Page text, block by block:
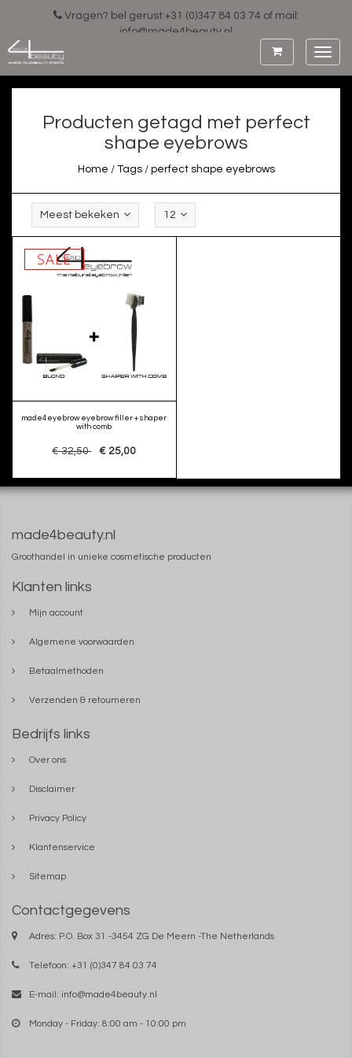
Vragen? bel gerust:+31 (0)347 84 03 74 of mail:
info@made4beauty.nl
Producten getagd met perfect
shape eyebrows
Home / Tags/ perfect shape eyebrows
Meest bekeken 12
SALE
made4eyebrow eyebrow filler + shaper
with comb
€ 32,50 € 25,00
made4beauty.nl
Groothandel in unieke cosmetische producten
Klanten links
Mijn account
Algemene voorwaarden
Betaalmethoden
Verzenden & retourneren
Bedrijfs links
Over ons
Disclaimer
Privacy Policy
Klantenservice
Sitemap
Contactgegevens
Adres: P.O. Box 31 -3454 ZG De Meern -The Netherlands
Telefoon: +31 (0)347 84 03 74
E-mail: info@made4beauty.nl
Monday - Friday: 8:00 am - 10:00 pm